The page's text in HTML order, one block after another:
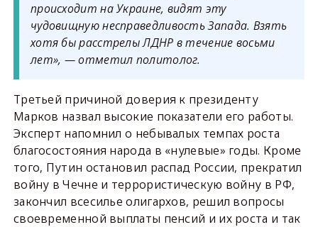
происходит на Украине, видят эту
чудовищную несправедливость Запада. Взять
хотя бы расстрелы ЛДНР в течение восьми
лет», —отметил политолог.
Третьей причиной доверия к президенту
Марков назвал высокие показатели его работы.
Эксперт напомнил о небывалых темпах роста
благосостояния народа в «нулевые» годы. Кроме
того, Путин остановил распад России, прекратил
войну в Чечне и террористическую войну в РФ,
закончил всесилье олигархов, решил вопросы
своевременной выплаты пенсий и их роста и так